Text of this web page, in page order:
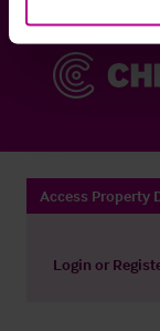
Access Property
Login or